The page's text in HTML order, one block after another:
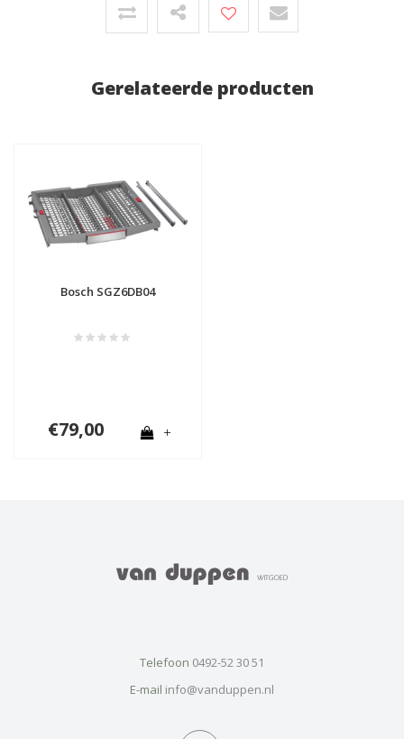
Gerelateerde producten
Bosch SGZ6DB04
€79,00 +
Telefoon 0492-52 30 51
E-mail info@vanduppen.nl